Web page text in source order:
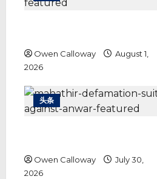
Owen Calloway
August 1,
2026
头条
Owen Calloway
July 30,
2026